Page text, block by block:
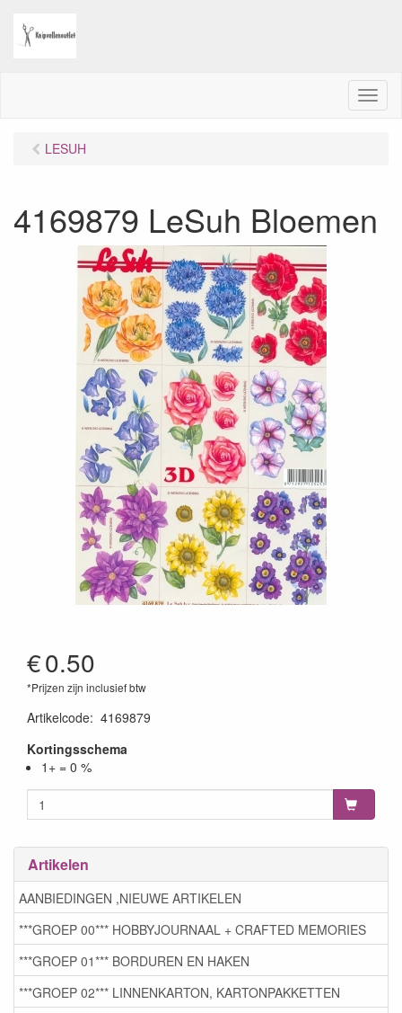
M
e
LESUH
4169879 LeSuh Bloemen
€0.50
*Prijzen zijn inclusief btw
Artikelcode: 4169879
Kortingsschema
1+ = 0 %
Artikelen
AANBIEDINGEN ,NIEUWE ARTIKELEN
***GROEP 00*** HOBBYJOURNAAL + CRAFTED MEMORIES
***GROEP 01*** BORDUREN EN HAKEN
***GROEP 02*** LINNENKARTON, KARTONPAKKETTEN